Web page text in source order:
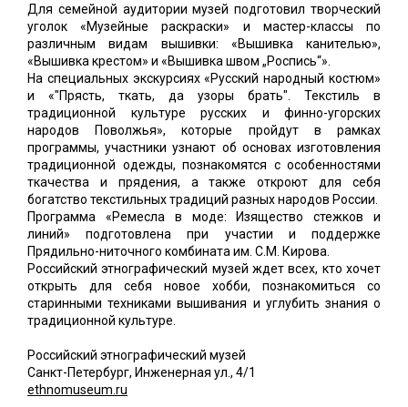
Для семейной аудитории музей подготовил творческий
уголок «Музейные раскраски» и мастер-классы по
различным видам вышивки: «Вышивка канителью»,
«Вышивка крестом» и «Вышивка швом „Роспись“».
На специальных экскурсиях «Русский народный костюм»
и «"Прясть, ткать, да узоры брать". Текстиль в
традиционной культуре русских и финно-угорских
народов Поволжья», которые пройдут в рамках
программы, участники узнают об основах изготовления
традиционной одежды, познакомятся с особенностями
ткачества и прядения, а также откроют для себя
богатство текстильных традиций разных народов России.
Программа «Ремесла в моде: Изящество стежков и
линий» подготовлена при участии и поддержке
Прядильно-ниточного комбината им. С.М. Кирова.
Российский этнографический музей ждет всех, кто хочет
открыть для себя новое хобби, познакомиться со
старинными техниками вышивания и углубить знания о
традиционной культуре.
Российский этнографический музей
Санкт-Петербург, Инженерная ул., 4/1
ethnomuseum.ru